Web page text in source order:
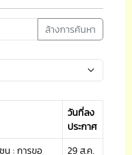
ล้างการค้นหา
วันที่ลง
ประกาศ
น : การขอ
29 ส.ค.